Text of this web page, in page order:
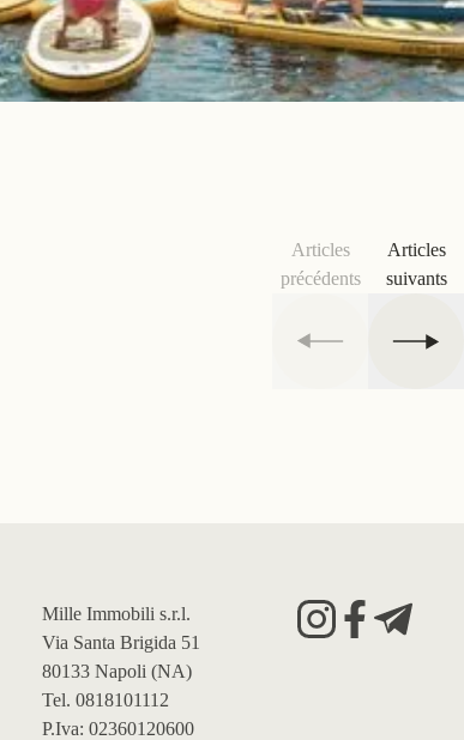
Articles
précédents
Articles
suivants
Mille Immobili s.r.l.
Via Santa Brigida 51
80133 Napoli (NA)
Tel. 0818101112
P.Iva: 02360120600